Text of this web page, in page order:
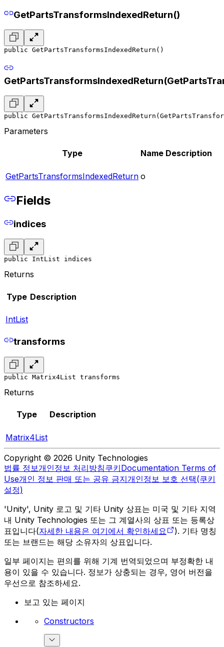
GetPartsTransformsIndexedReturn()
public GetPartsTransformsIndexedReturn()
public
Parameters
Type Name Description
GetPartsTransformsIndexedReturn o
Fields
indices
public IntList indices
Returns
Type Description
IntList
transforms
public Matrix4List transforms
Returns
Type Description
Matrix4List
Copyright © 2026 Unity Technologies
법률 정보개인정보 처리방침쿠키Documentation Terms of
Use개인 정보 판매 또는 공유 금지개인정보 보호 선택(쿠키
설정)
'Unity', Unity 로고 및 기타 Unity 상표는 미국 및 기타 지역
내 Unity Technologies 또는 그 계열사의 상표 또는 등록상
표입니다(자세한 내용은 여기에서 확인하세요
). 기타 명칭
또는 브랜드는 해당 소유자의 상표입니다.
일부 페이지는 편의를 위해 기계 번역되었으며 부정확한 내
용이 있을 수 있습니다. 정보가 상충되는 경우, 영어 버전을
우선으로 참조하세요.
보고 있는 페이지
Constructors